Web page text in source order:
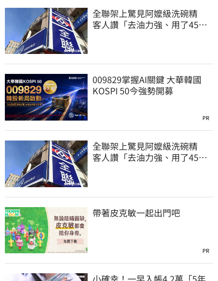
全聯架上驚見阿嬤級洗碗精
客人讚「去油力強、用了45
009829掌握AI關鍵 大華韓國
KOSPI 50今強勢開募
PR
全聯架上驚見阿嬤級洗碗精
客人讚「去油力強、用了45
帶著皮克敏一起出門吧
PR